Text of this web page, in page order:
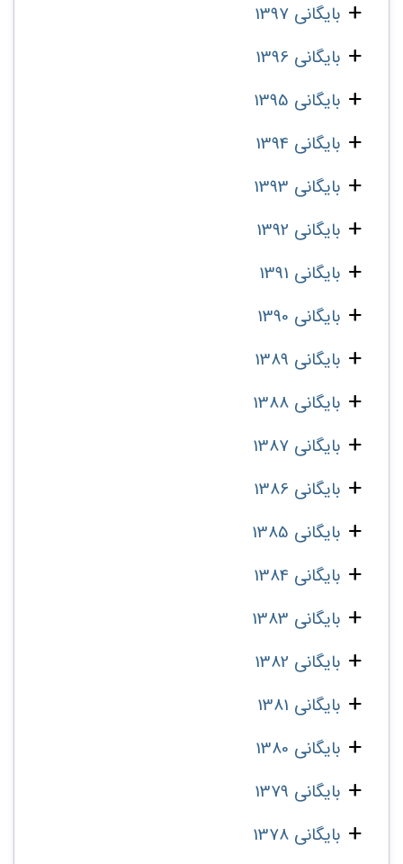
بایگانی 1397
بایگانی 1396
بایگانی 1395
بایگانی 1394
بایگانی 1393
بایگانی 1392
بایگانی 1391
بایگانی 1390
بایگانی 1389
بایگانی 1388
بایگانی 1387
بایگانی 1386
بایگانی 1385
بایگانی 1384
بایگانی 1383
بایگانی 1382
بایگانی 1381
بایگانی 1380
بایگانی 1379
بایگانی 1378